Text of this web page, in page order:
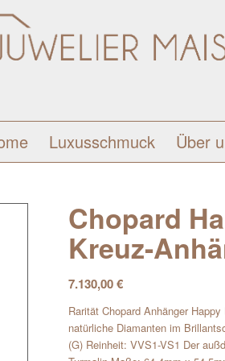
Luxusschmuck Über
Chopard
Kreuz-
7.130,00€
Rarität Chopard Anhänger
natürliche Diamanten im
(G) Reinheit: VVS1-VS1 Der